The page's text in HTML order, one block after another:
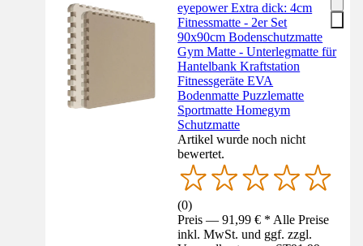
eyepower Extra dick: 4cm
Fitnessmatte - 2er Set
90x90cm Bodenschutzmatte
Gym Matte - Unterlegmatte für
Hantelbank Kraftstation
Fitnessgeräte EVA
Bodenmatte Puzzlematte
Sportmatte Homegym
Schutzmatte
Artikel wurde noch nicht
bewertet.
(0)
Preis — 91,99 € * Alle Preise
inkl. MwSt. und ggf. zzgl.